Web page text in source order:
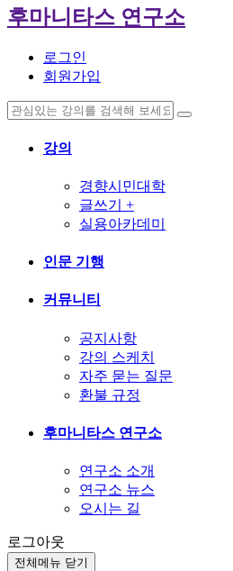
후마니타스 연구소
로그인
회원가입
강의
경향시민대학
글쓰기 +
실용아카데미
인문 기행
커뮤니티
공지사항
강의 스케치
자주 묻는 질문
환불 규정
후마니타스 연구소
연구소 소개
연구소 뉴스
오시는 길
로그아웃
전체메뉴 닫기